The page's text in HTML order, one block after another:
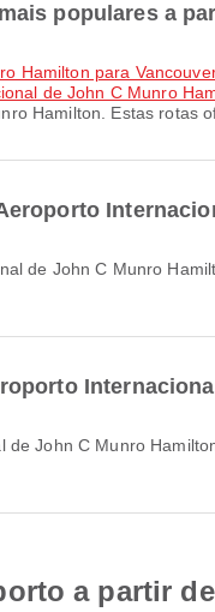
populares a
Hamilton para
de John C Munro
Hamilton. Estas rotas
a partir